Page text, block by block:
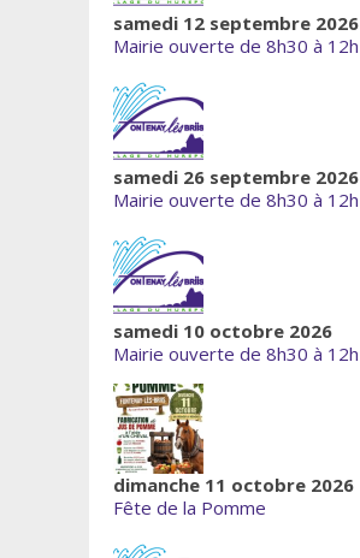
samedi 12 septembre 2026
Mairie ouverte de 8h30 à 12h
samedi 26 septembre 2026
Mairie ouverte de 8h30 à 12h
samedi 10 octobre 2026
Mairie ouverte de 8h30 à 12h
dimanche 11 octobre 2026
Fête de la Pomme